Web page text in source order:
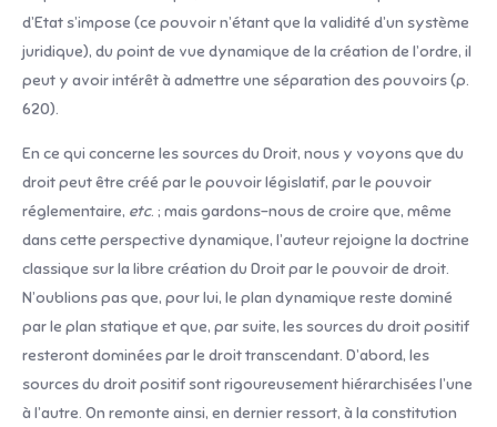
d’Etat s’impose (ce pouvoir n’étant que la validité d’un système
juridique), du point de vue dynamique de la création de l’ordre, il
peut y avoir intérêt à admettre une séparation des pouvoirs (p.
620).
En ce qui concerne les sources du Droit, nous y voyons que du
droit peut être créé par le pouvoir législatif, par le pouvoir
réglementaire, etc. ; mais gardons-nous de croire que, même
dans cette perspective dynamique, l’auteur rejoigne la doctrine
classique sur la libre création du Droit par le pouvoir de droit.
N’oublions pas que, pour lui, le plan dynamique reste dominé
par le plan statique et que, par suite, les sources du droit positif
resteront dominées par le droit transcendant. D’abord, les
sources du droit positif sont rigoureusement hiérarchisées l’une
à l’autre. On remonte ainsi, en dernier ressort, à la constitution